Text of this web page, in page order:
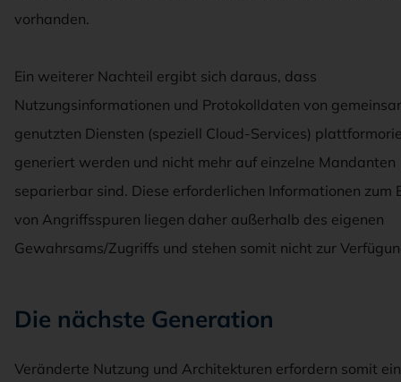
vorhanden.
Ein weiterer Nachteil ergibt sich daraus, dass
Nutzungsinformationen und Protokolldaten von
genutzten Diensten (speziell Cloud-Services)
generiert werden und nicht mehr auf einzelne Mandanten
separierbar sind. Diese erforderlichen Informationen zum
von Angriffsspuren liegen daher außerhalb des eigenen
Gewahrsams/Zugriffs und stehen somit nicht zur
Die nächste Generation
Veränderte Nutzung und Architekturen erfordern somit ein